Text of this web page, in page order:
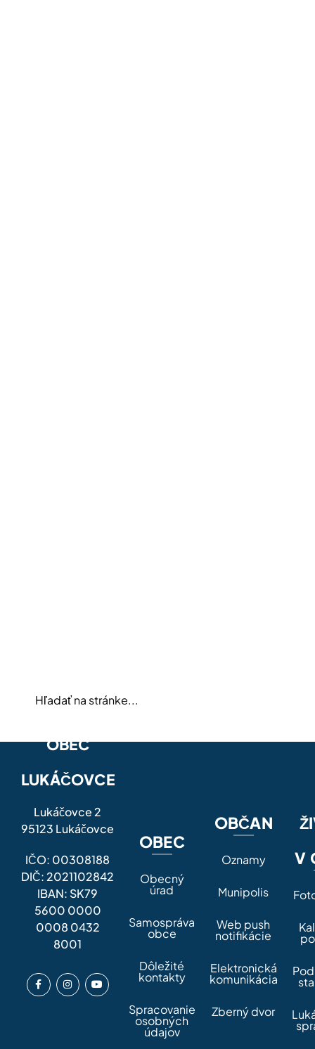
OBEC
LUKÁČOVCE
Lukáčovce 2
95123 Lukáčovce
IČO: 00308188
DIČ: 2021102842
IBAN: SK79
5600 0000
0008 0432
8001
OBEC
Obecný
úrad
Samospráva
obce
Dôležité
kontakty
Spracovanie
osobných
údajov
OBČAN
Oznamy
Munipolis
Web push
notifikácie
Elektronická
komunikácia
Zberný dvor
V